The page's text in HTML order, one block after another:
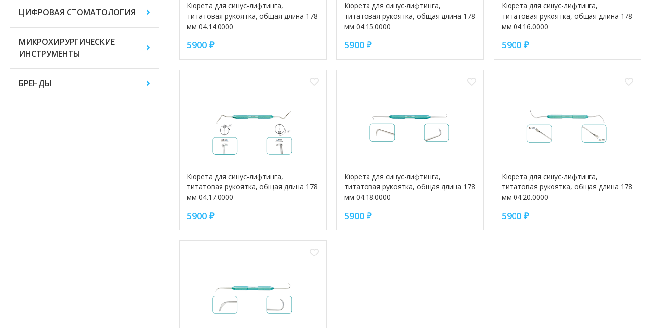
ЦИФРОВАЯ СТОМАТОЛОГИЯ
МИКРОХИРУРГИЧЕСКИЕ
ИНСТРУМЕНТЫ
БРЕНДЫ
Кюрета для синус-лифтинга,
титатовая рукоятка, общая длина 178
мм 04.14.0000
5900 ₽
Кюрета для синус-лифтинга,
титатовая рукоятка, общая длина 178
мм 04.15.0000
5900 ₽
Кюрета для синус-лифтинга,
титатовая рукоятка, общая длина 178
мм 04.16.0000
5900 ₽
Кюрета для синус-лифтинга,
титатовая рукоятка, общая длина 178
мм 04.17.0000
5900 ₽
Кюрета для синус-лифтинга,
титатовая рукоятка, общая длина 178
мм 04.18.0000
5900 ₽
Кюрета для синус-лифтинга,
титатовая рукоятка, общая длина 178
мм 04.20.0000
5900 ₽